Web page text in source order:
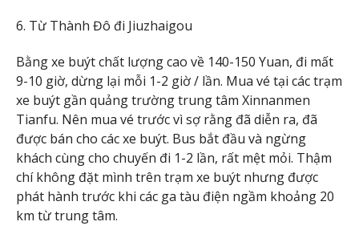
6. Từ Thành Đô đi Jiuzhaigou
Bằng xe buýt chất lượng cao về 140-150 Yuan, đi mất
9-10 giờ, dừng lại mỗi 1-2 giờ / lần. Mua vé tại các trạm
xe buýt gần quảng trường trung tâm Xinnanmen
Tianfu. Nên mua vé trước vì sợ rằng đã diễn ra, đã
được bán cho các xe buýt. Bus bắt đầu và ngừng
khách cùng cho chuyến đi 1-2 lần, rất mệt mỏi. Thậm
chí không đặt mình trên trạm xe buýt nhưng được
phát hành trước khi các ga tàu điện ngầm khoảng 20
km từ trung tâm.